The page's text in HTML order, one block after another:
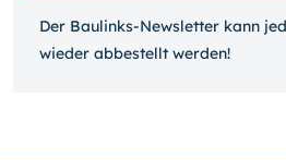
Der Baulinks-Newsletter kann
wieder ab­bestellt werden!